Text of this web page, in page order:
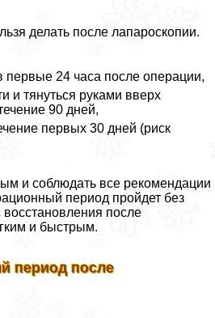
делать после лапароскопии.
первые 24 часа после операции,
и тянуться руками вверх
90 дней,
первых 30 дней (риск
и соблюдать все рекомендации
период пройдет без
после
и быстрым.
период после